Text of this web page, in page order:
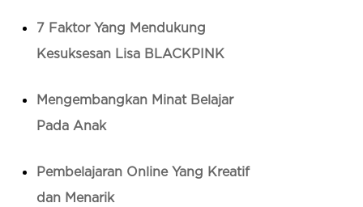
7 Faktor Yang Mendukung
Kesuksesan Lisa BLACKPINK
Mengembangkan Minat Belajar
Pada Anak
Pembelajaran Online Yang Kreatif
dan Menarik